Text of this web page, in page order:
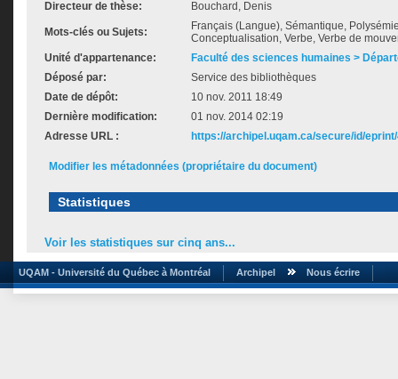
Directeur de thèse: Bouchard, Denis
Mots-clés ou Sujets:
Français (Langue), Sémantique,
Conceptualisation, Verbe, Verbe de
Unité d'appartenance:
Faculté des sciences humaines >
Déposé par:
Service des bibliothèques
Date de dépôt:
10 nov. 2011 18:49
Dernière modification:
01 nov. 2014 02:19
Adresse URL :
https://archipel.uqam.ca/secure/id/
Modifier les métadonnées (propriétaire du document)
Statistiques
Voir les statistiques sur cinq ans...
UQAM - Université du Québec à Montréal Archipel Nous écrire